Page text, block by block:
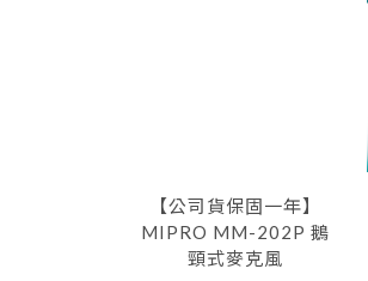
【公司貨保固一年】
MIPRO MM-202P 鵝
頸式麥克風